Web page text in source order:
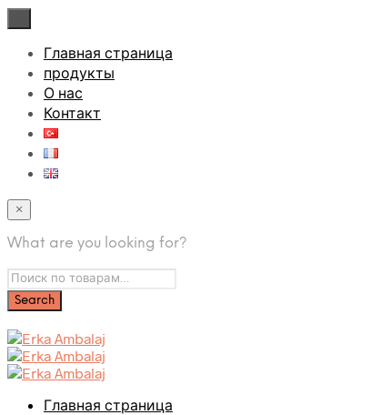
Главная страница
продукты
О нас
Контакт
×
What are you looking for?
Главная страница